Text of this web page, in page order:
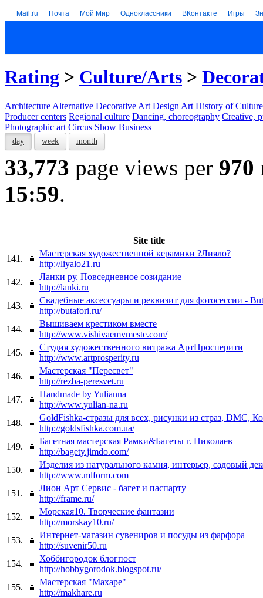
Mail.ru Почта Мой Мир Одноклассники ВКонтакте Игры
Rating > Culture/Arts >
Architecture Alternative Decorative Art Design Art History of
Producer centers Regional culture Dancing, choreography Creative,
Photographic art Circus Show Business
day week month
33,773 page views per 970
15:59.
Site title
141.
Мастерская художественной керамики ?Лияло?
http://liyalo21.ru
142.
Ланки ру. Повседневное созидание
http://lanki.ru
143.
Свадебные аксессуары и реквизит для фотосессии -
http://butafori.ru/
144.
Вышиваем крестиком вместе
http://www.vishivaemvmeste.com/
145.
Студия художественного витража АртПросперити
http://www.artprosperity.ru
146.
Мастерская "Пересвет"
http://rezba-peresvet.ru
147.
Handmade by Yulianna
http://www.yulian-na.ru
148.
GoldFishka-стразы для всех, рисунки из страз, DMC,
http://goldsfishka.com.ua/
149.
Багетная мастерская Рамки&Багеты г. Николаев
http://bagety.jimdo.com/
150.
Изделия из натурального камня, интерьер, садовый
http://www.mlform.com
151.
Лион Арт Сервис - багет и паспарту
http://frame.ru/
152.
Морская10. Творческие фантазии
http://morskay10.ru/
153.
Интернет-магазин сувениров и посуды из фарфора
http://suvenir50.ru
154.
Хоббигородок блогпост
http://hobbygorodok.blogspot.ru/
155.
Мастерская "Махаре"
http://makhare.ru